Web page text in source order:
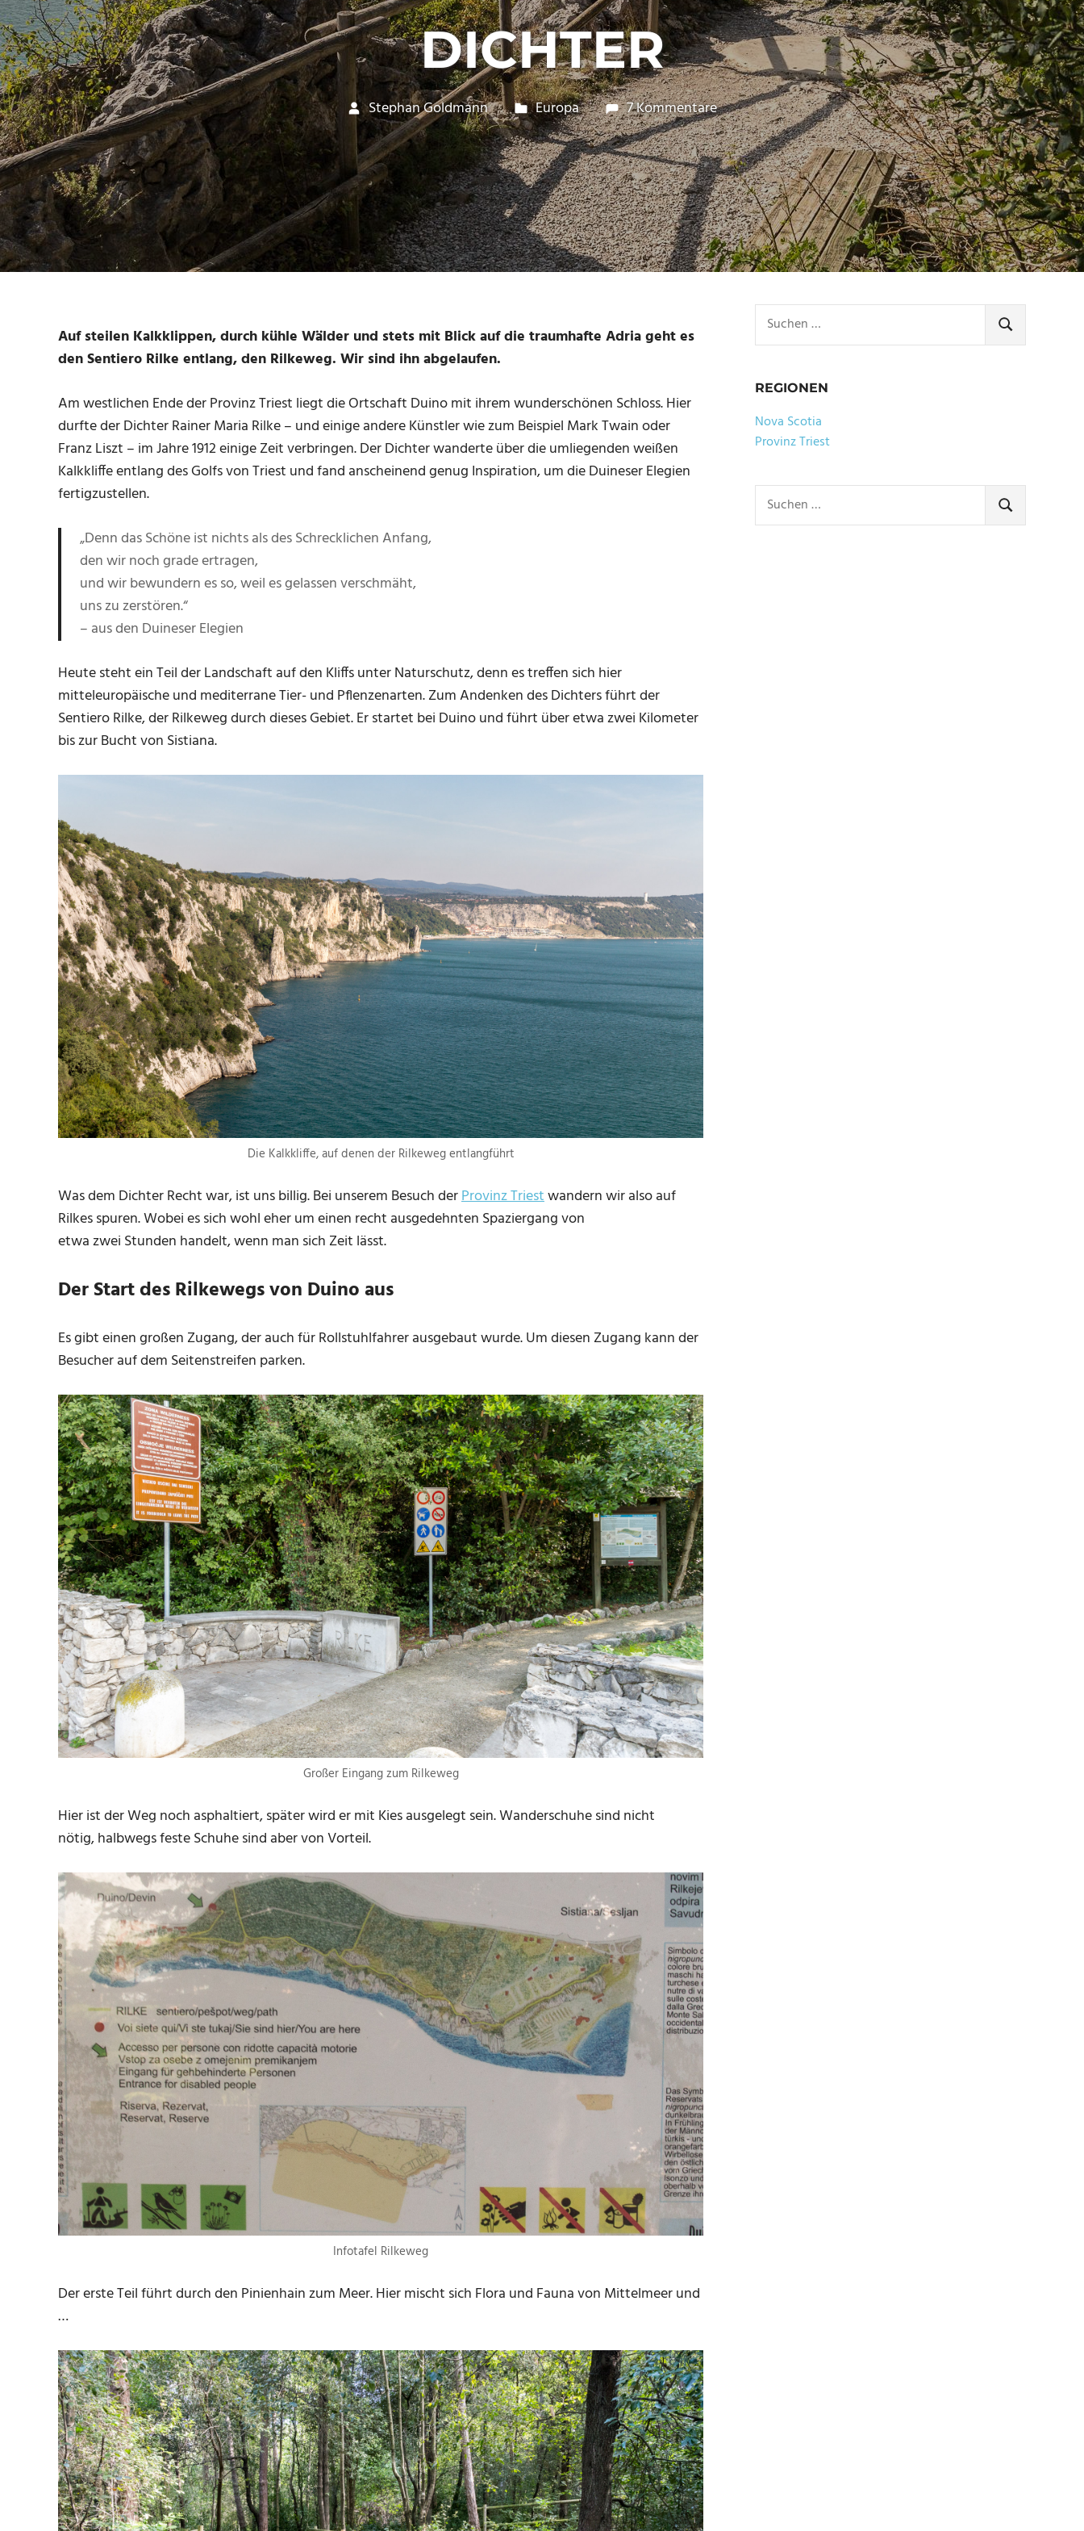
DICHTER
15. Oktober 2017
Stephan Goldmann Europa 7 Kommentare
Auf steilen Kalkklippen, durch kühle Wälder und stets mit Blick auf die traumhafte Adria geht es
den Sentiero Rilke entlang, den Rilkeweg. Wir sind ihn abgelaufen.
Am westlichen Ende der Provinz Triest liegt die Ortschaft Duino mit ihrem wunderschönen Schloss. Hier
durfte der Dichter Rainer Maria Rilke – und einige andere Künstler wie zum Beispiel Mark Twain oder
Franz Liszt – im Jahre 1912 einige Zeit verbringen. Der Dichter wanderte über die umliegenden weißen
Kalkkliffe entlang des Golfs von Triest und fand anscheinend genug Inspiration, um die Duineser Elegien
fertigzustellen.
„Denn das Schöne ist nichts als des Schrecklichen Anfang,
den wir noch grade ertragen,
und wir bewundern es so, weil es gelassen verschmäht,
uns zu zerstören.“
– aus den Duineser Elegien
Heute steht ein Teil der Landschaft auf den Kliffs unter Naturschutz, denn es treffen sich hier
mitteleuropäische und mediterrane Tier- und Pflenzenarten. Zum Andenken des Dichters führt der
Sentiero Rilke, der Rilkeweg durch dieses Gebiet. Er startet bei Duino und führt über etwa zwei Kilometer
bis zur Bucht von Sistiana.
Die Kalkkliffe, auf denen der Rilkeweg entlangführt
Was dem Dichter Recht war, ist uns billig. Bei unserem Besuch derProvinz Triestwandern wir also auf
Rilkes spuren. Wobei es sich wohl eher um einen recht ausgedehnten Spaziergang von
etwa zwei Stunden handelt, wenn man sich Zeit lässt.
Der Start des Rilkewegs von Duino aus
Es gibt einen großen Zugang, der auch für Rollstuhlfahrer ausgebaut wurde. Um diesen Zugang kann der
Besucher auf dem Seitenstreifen parken.
Großer Eingang zum Rilkeweg
Hier ist der Weg noch asphaltiert, später wird er mit Kies ausgelegt sein. Wanderschuhe sind nicht
nötig, halbwegs feste Schuhe sind aber von Vorteil.
Infotafel Rilkeweg
Der erste Teil führt durch den Pinienhain zum Meer. Hier mischt sich Flora und Fauna von Mittelmeer und
…
nach:
SUCHEN
REGIONEN
Nova Scotia
Provinz Triest
nach:
SUCHEN